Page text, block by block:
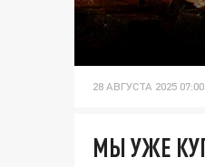
28 АВГУСТА 2025 07:00
МЫ УЖЕ